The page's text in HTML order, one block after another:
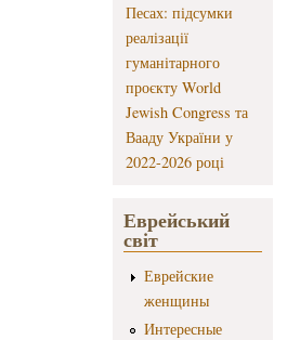
Песах: підсумки
реалізації
гуманітарного
проєкту World
Jewish Congress та
Вааду України у
2022-2026 році
Еврейський
світ
Еврейские
женщины
Интересные